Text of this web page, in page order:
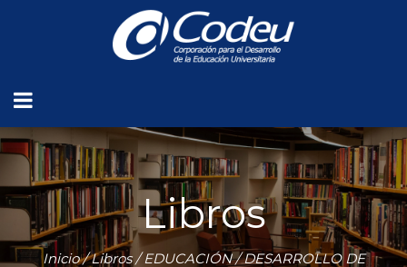
Libros
Inicio/Libros/EDUCACIÓN/ DESARROLLO DE